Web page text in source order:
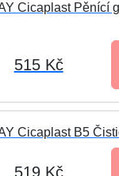
Cicaplast Pěnící
515 Kč
Cicaplast B5
519 Kč